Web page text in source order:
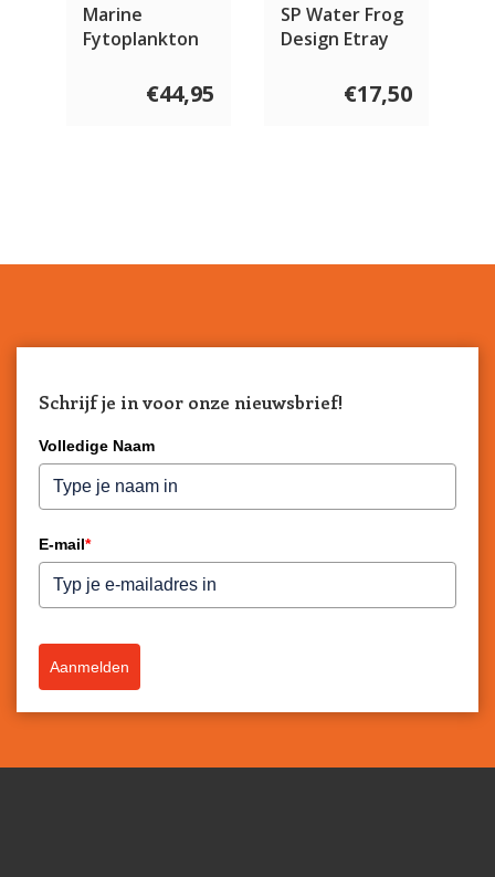
Marine
Fytoplankton
hond en kat -
€44,95
SP Water Frog
Design Etray
€17,50
Schrijf je in voor onze nieuwsbrief!
Volledige Naam
E-mail*
Aanmelden